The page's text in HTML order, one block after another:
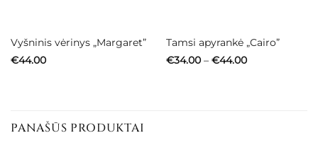
Vyšninis vėrinys „Margaret”
€44.00
Tamsi apyrankė „Cairo”
€34.00 – €44.00Price
PANAŠŪS PRODUKTAI